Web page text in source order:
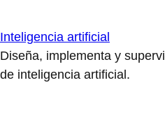
Inteligencia artificial
Diseña, implementa y
de inteligencia artificial.